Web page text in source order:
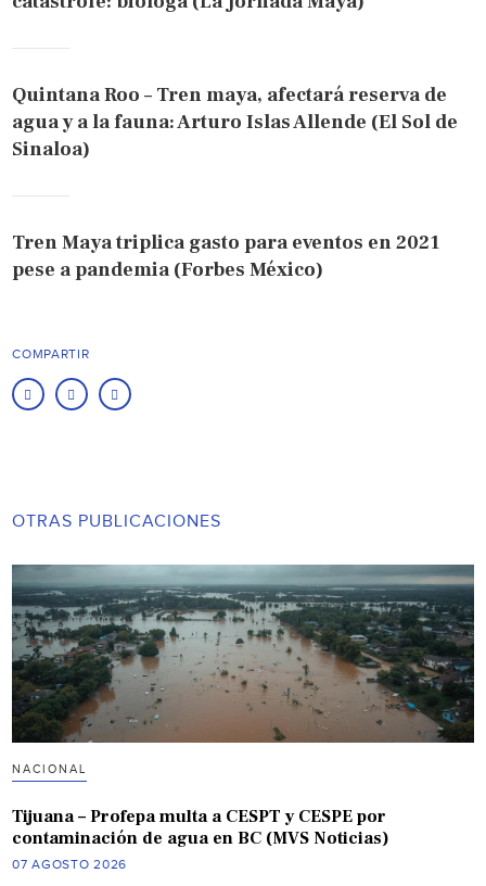
Quintana Roo – Tren maya, afectará reserva de
agua y a la fauna: Arturo Islas Allende (El Sol de
Sinaloa)
Tren Maya triplica gasto para eventos en 2021
pese a pandemia (Forbes México)
COMPARTIR
OTRAS PUBLICACIONES
NACIONAL
Tijuana – Profepa multa a CESPT y CESPE por
contaminación de agua en BC (MVS Noticias)
07 AGOSTO 2026